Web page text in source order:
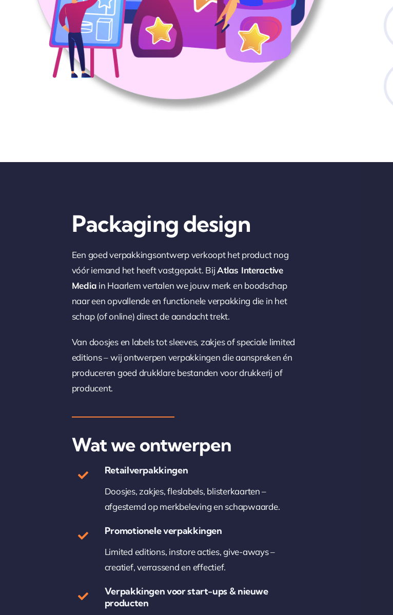
Packaging design
Een goed verpakkingsontwerp verkoopt het product nog
vóór iemand het heeft vastgepakt. BijAtlas Interactive
Media in Haarlem vertalen we jouw merk en boodschap
naar een opvallende en functionele verpakking die in het
schap (of online) direct de aandacht trekt.
Van doosjes en labels tot sleeves, zakjes of speciale limited
editions – wij ontwerpen verpakkingen die aanspreken én
produceren goed drukklare bestanden voor drukkerij of
producent.
Wat we ontwerpen
Retailverpakkingen
Doosjes, zakjes, fleslabels, blisterkaarten –
afgestemd op merkbeleving en schapwaarde.
Promotionele verpakkingen
Limited editions, instore acties, give-aways –
creatief, verrassend en effectief.
Verpakkingen voor start-ups & nieuwe
producten